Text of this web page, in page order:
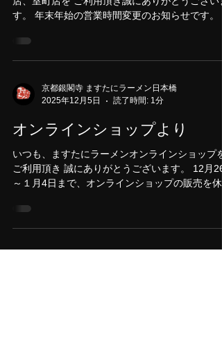
いつも、京都銀閣寺ますたにラーメン日本橋本
す。 年末年始の営業時間変更のお知らせです。
月30日まで通常営業 31日 14時まで 1月１
日 休み 5日より通常営業 皆様のご来
店お待ちしております。
2025年12月5日
読了時間: 1分
オンラインショップより
いつも、ますたにラーメンオンラインショップを
～１月4日まで、オンラインショップの販売を休
させて頂きます。 ご利用のお客様は、お早めに